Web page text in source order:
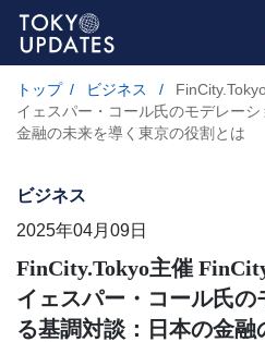
トップ / ビジネス /
イェスパー・コール氏のモデレー
金融の未来を導く東京の役割とは
ビジネス
2025年04月09日
FinCity.Tokyo主催
イェスパー・コール氏の
る基調対談：日本の金